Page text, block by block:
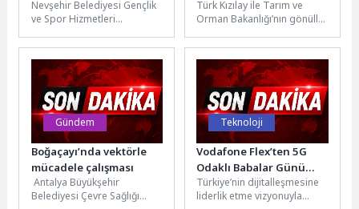
Işık Tutuyoruz
Nevşehir Belediyesi Gençlik
ve Spor Hizmetleri
faaliyet gösteren Gönüllü
Eğitim Merkezi, 2026 yılı...
Dikildi
Türk Kızılay ile Tarım ve
Orman Bakanlığı’nın gönüllü
ülke genelinde...
Gündem
Boğaçayı’nda vektörle
mücadele çalışması
Antalya Büyükşehir
Belediyesi Çevre Sağlığı
Teknoloji
Vodafone Flex’ten 5G
Odaklı Babalar Günü
Kampanyası
Türkiye’nin dijitalleşmesine
liderlik etme vizyonuyla